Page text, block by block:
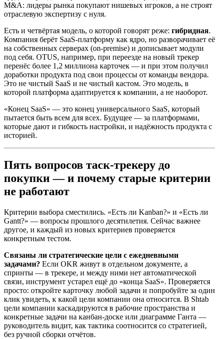
M&A: лидеры рынка покупают нишевых игроков, а не строят
отраслевую экспертизу с нуля.
Есть и четвёртая модель, о которой говорят реже: гибридная.
Компания берёт SaaS-платформу как ядро, но разворачивает её
на собственных серверах (on-premise) и дописывает модули
под себя. OTUS, например, при переезде на новый трекер
перенёс более 1,2 миллиона карточек — и при этом получил
доработки продукта под свои процессы от команды вендора.
Это не чистый SaaS и не чистый кастом. Это модель, в
которой платформа адаптируется к компании, а не наоборот.
«Конец SaaS» — это конец универсального SaaS, который
пытается быть всем для всех. Будущее — за платформами,
которые дают и гибкость настройки, и надёжность продукта с
историей.
Пять вопросов таск-трекеру до
покупки — и почему старые критерии
не работают
Критерии выбора сместились. «Есть ли Kanban?» и «Есть ли
Gantt?» — вопросы прошлого десятилетия. Сейчас важнее
другое, и каждый из новых критериев проверяется
конкретным тестом.
Связаны ли стратегические цели с ежедневными
задачами? Если OKR живут в отдельном документе, а
спринты — в трекере, и между ними нет автоматической
связи, инструмент устарел ещё до «конца SaaS». Проверяется
просто: откройте карточку любой задачи и попробуйте за один
клик увидеть, к какой цели компании она относится. В Shtab
цели компании каскадируются в рабочие пространства и
конкретные задачи на канбан-доске или диаграмме Ганта —
руководитель видит, как тактика соотносится со стратегией,
без ручной сборки отчётов.